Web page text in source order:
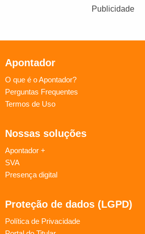
Publicidade
Apontador
O que é o Apontador?
Perguntas Frequentes
Termos de Uso
Nossas soluções
Apontador +
SVA
Presença digital
Proteção de dados (LGPD)
Política de Privacidade